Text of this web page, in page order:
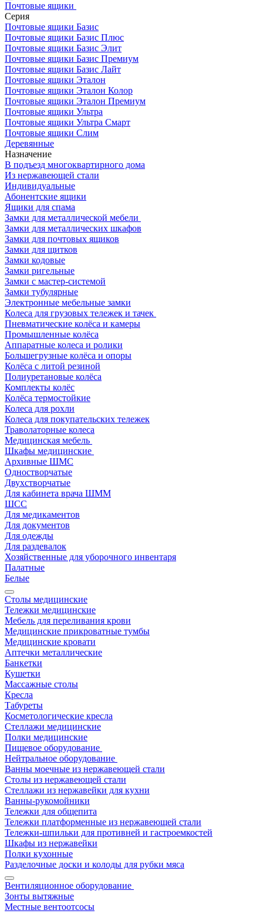
Почтовые ящики
Серия
Почтовые ящики Базис
Почтовые ящики Базис Плюс
Почтовые ящики Базис Элит
Почтовые ящики Базис Премиум
Почтовые ящики Базис Лайт
Почтовые ящики Эталон
Почтовые ящики Эталон Колор
Почтовые ящики Эталон Премиум
Почтовые ящики Ультра
Почтовые ящики Ультра Смарт
Почтовые ящики Слим
Деревянные
Назначение
В подъезд многоквартирного дома
Из нержавеющей стали
Индивидуальные
Абонентские ящики
Ящики для спама
Замки для металлической мебели
Замки для металлических шкафов
Замки для почтовых ящиков
Замки для щитков
Замки кодовые
Замки ригельные
Замки с мастер-системой
Замки тубулярные
Электронные мебельные замки
Колеса для грузовых тележек и тачек
Пневматические колёса и камеры
Промышленные колёса
Аппаратные колеса и ролики
Большегрузные колёса и опоры
Колёса с литой резиной
Полиуретановые колёса
Комплекты колёс
Колёса термостойкие
Колеса для рохли
Колеса для покупательских тележек
Траволаторные колеса
Медицинская мебель
Шкафы медицинские
Архивные ШМС
Одностворчатые
Двухстворчатые
Для кабинета врача ШММ
ШСС
Для медикаментов
Для документов
Для одежды
Для раздевалок
Хозяйственные для уборочного инвентаря
Палатные
Белые
Столы медицинские
Тележки медицинские
Мебель для переливания крови
Медицинские прикроватные тумбы
Медицинские кровати
Аптечки металлические
Банкетки
Кушетки
Массажные столы
Кресла
Табуреты
Косметологические кресла
Стеллажи медицинские
Полки медицинские
Пищевое оборудование
Нейтральное оборудование
Ванны моечные из нержавеющей стали
Столы из нержавеющей стали
Стеллажи из нержавейки для кухни
Ванны-рукомойники
Тележки для общепита
Тележки платформенные из нержавеющей стали
Тележки-шпильки для противней и гастроемкостей
Шкафы из нержавейки
Полки кухонные
Разделочные доски и колоды для рубки мяса
Вентиляционное оборудование
Зонты вытяжные
Местные вентоотсосы